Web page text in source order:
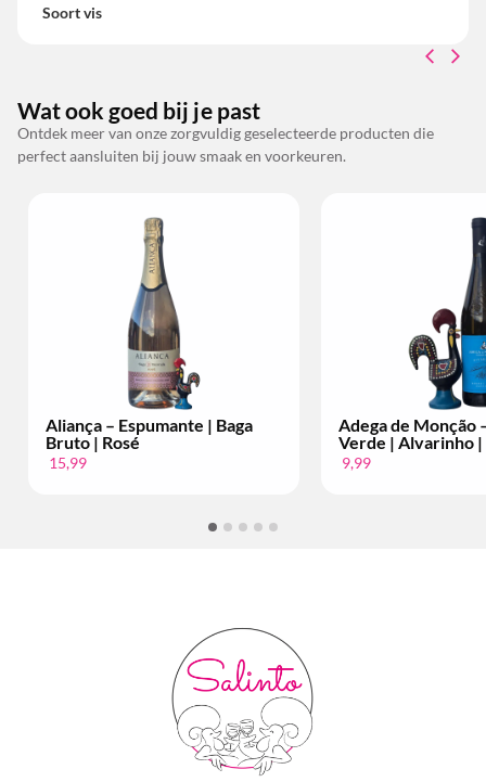
Soort vis
Wat ook goed bij je past
Ontdek meer van onze zorgvuldig geselecteerde producten die
perfect aansluiten bij jouw smaak en voorkeuren.
| Baga
Adega de Monção – Vinho
Verde | Alvarinho | Per Fles